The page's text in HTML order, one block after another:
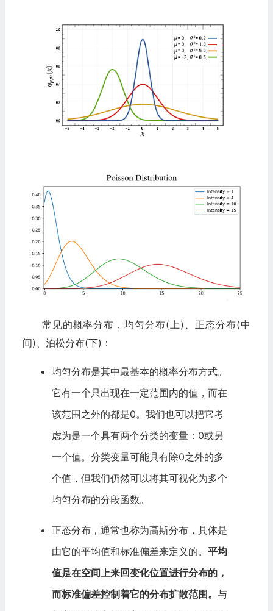
常见的概率分布，均匀分布(上)、正态分布(中
间)、泊松分布(下)：
均匀分布是其中最基本的概率分布方式。
它有一个只出现在一定范围内的值，而在
该范围之外的都是0。我们也可以把它考
虑为是一个具有两个分类的变量：0或另
一个值。分类变量可能具有除0之外的多
个值，但我们仍然可以将其可视化为多个
均匀分布的分段函数。
正态分布，通常也称为高斯分布，具体是
由它的平均值和标准偏差来定义的。 平均
值是在空间上来回变化位置进行分布的，
而标准偏差控制着它的分布扩散范围。 与